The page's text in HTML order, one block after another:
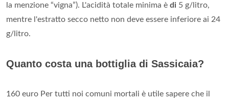
la menzione “vigna”). L'acidità totale minima è di 5 g/litro,
mentre l'estratto secco netto non deve essere inferiore ai 24
g/litro.
Quanto costa una bottiglia di Sassicaia?
160 euro Per tutti noi comuni mortali è utile sapere che il